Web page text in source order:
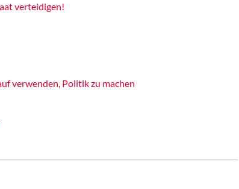
verteidigen!
verwenden, Politik zu machen